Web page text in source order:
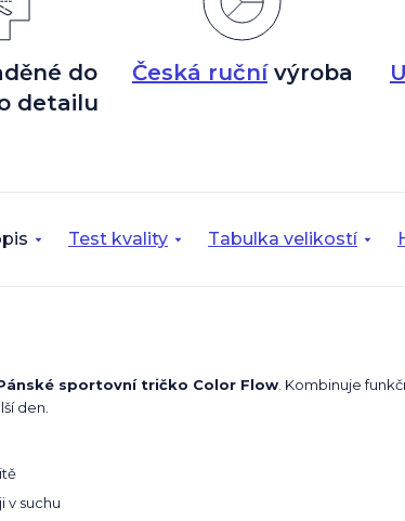
do
detailu
Česká ručnívýroba
Test kvality Tabulka velikostí
sportovní tričko Color Flow . Kombinuje
den.
v suchu